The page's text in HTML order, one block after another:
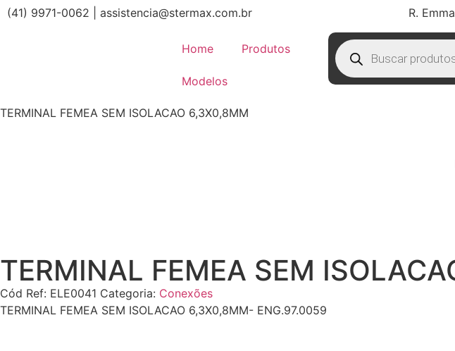
(41) 9971-0062 | assistencia@stermax.com.br R.
Home Produtos
Modelos
TERMINAL FEMEA SEM ISOLACAO 6,3X0,8MM
TERMINAL FEMEA SEM
Cód Ref: ELE0041 Categoria: Conexões
TERMINAL FEMEA SEM ISOLACAO 6,3X0,8MM- ENG.97.0059